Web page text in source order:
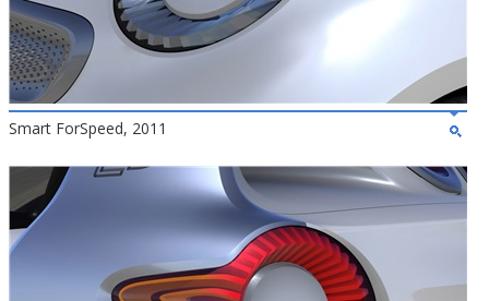
Smart ForSpeed, 2011